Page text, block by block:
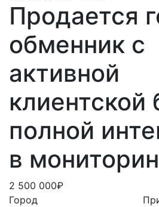
Продается
обменник с
активной
клиентской
полной
в
2 500 000₽
Город